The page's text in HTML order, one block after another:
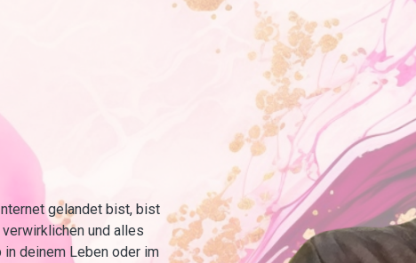
gelandet bist, bist
und alles
in deinem Leben oder im